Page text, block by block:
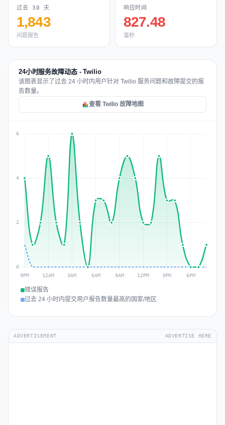
过去 30 天
1,843
问题报告
响应时间
827.48
毫秒
24小时服务故障动态 - Twilio
该图表显示了过去 24 小时内用户针对 Twilio 服务问题和故障提交的报
告数量。
查看 Twilio 故障地图
错误报告
过去 24 小时内提交用户报告数量最高的国家/地区
ADVERTISEMENT ADVERTISE HERE